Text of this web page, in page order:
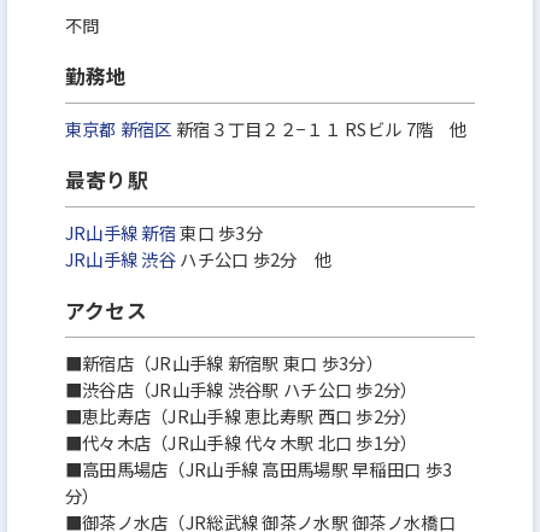
不問
勤務地
東京都 新宿区 新宿３丁目２２−１１ RSビル 7階 他
最寄り駅
JR山手線新宿東口 歩3分
JR山手線渋谷ハチ公口 歩2分 他
アクセス
■新宿店（JR山手線 新宿駅 東口 歩3分）
■渋谷店（JR山手線 渋谷駅 ハチ公口 歩2分）
■恵比寿店（JR山手線 恵比寿駅 西口 歩2分）
■代々木店（JR山手線 代々木駅 北口 歩1分）
■高田馬場店（JR山手線 高田馬場駅 早稲田口 歩3
分）
■御茶ノ水店（JR総武線 御茶ノ水駅 御茶ノ水橋口